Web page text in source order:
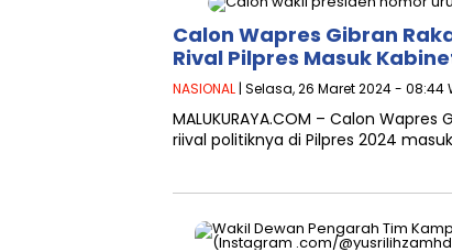
Calon Wapres Gibran
Rival Pilpres Masuk
NASIONAL | Selasa, 26 Maret 2024 - 08:44
MALUKURAYA.COM – Calon
riival politiknya di Pilpres 2024